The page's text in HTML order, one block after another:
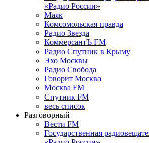
«Радио России»
Маяк
Комсомольская правда
Радио Звезда
КоммерсантЪ FM
Радио Спутник в Крыму
Эхо Москвы
Радио Свобода
Говорит Москва
Москва FM
Спутник FM
весь список
Разговорный
Вести FM
Государственная